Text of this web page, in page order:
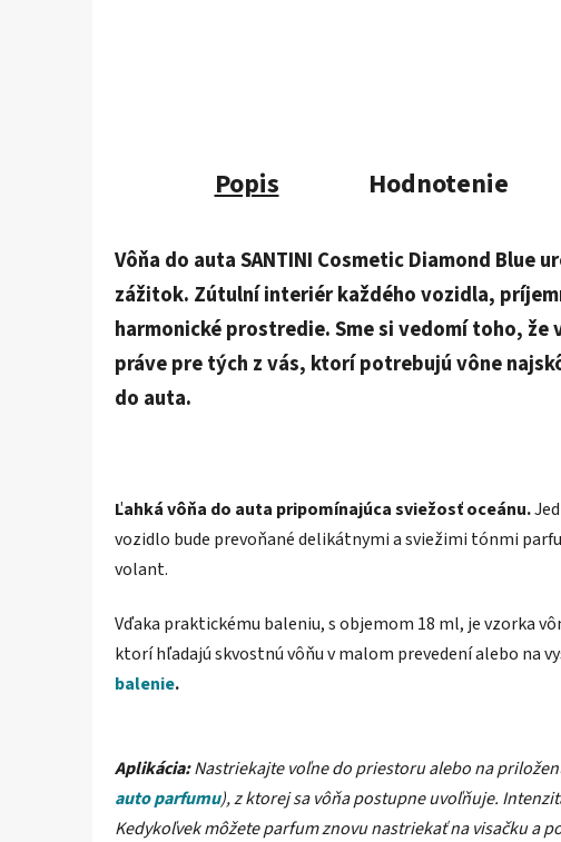
Popis Hodnotenie
Vôňa do auta SANTINI Cosmetic Diamond Blue
zážitok. Zútulní interiér každého vozidla,
harmonické prostredie. Sme si vedomí toho,
práve pre tých z vás, ktorí potrebujú vône
do auta.
Ľahká vôňa do auta pripomínajúca sviežosť oceánu.
vozidlo bude prevoňané delikátnymi a sviežimi tónmi
volant.
Vďaka praktickému baleniu, s objemom 18 ml, je vzorka
ktorí hľadajú skvostnú vôňu v malom prevedení alebo na
balenie.
Aplikácia:Nastriekajte voľne do priestoru alebo na
auto parfumu), z ktorej sa vôňa postupne uvoľňuje.
Kedykoľvek môžete parfum znovu nastriekať na visačku a